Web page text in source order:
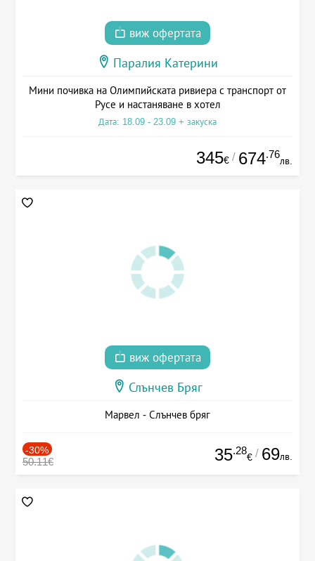
виж офертата
Паралия Катерини
Мини почивка на Олимпийската ривиера с транспорт от
Русе и настаняване в хотел
Дата: 18.09 - 23.09 + закуска
345€ / 674.76
лв.
виж офертата
Слънчев Бряг
Марвел - Слънчев бряг
-30%
50.11€ 35.28
€ / 69лв.